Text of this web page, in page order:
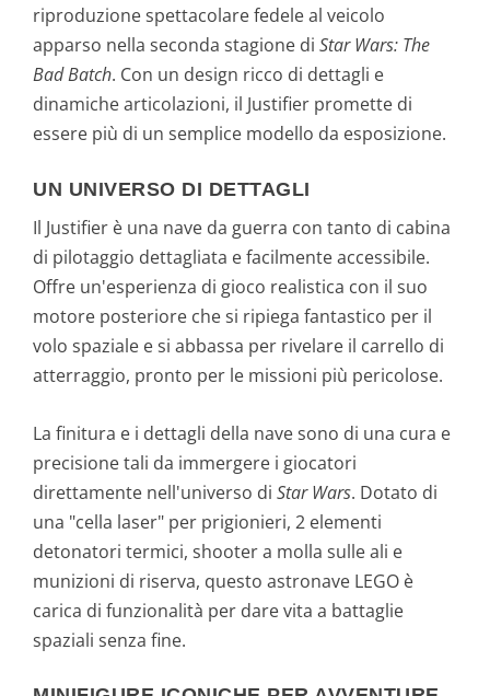
riproduzione spettacolare fedele al veicolo
apparso nella seconda stagione di Star Wars: The
Bad Batch. Con un design ricco di dettagli e
dinamiche articolazioni, il Justifier promette di
essere più di un semplice modello da esposizione.
UN UNIVERSO DI DETTAGLI
Il Justifier è una nave da guerra con tanto di cabina
di pilotaggio dettagliata e facilmente accessibile.
Offre un'esperienza di gioco realistica con il suo
motore posteriore che si ripiega fantastico per il
volo spaziale e si abbassa per rivelare il carrello di
atterraggio, pronto per le missioni più pericolose.
La finitura e i dettagli della nave sono di una cura e
precisione tali da immergere i giocatori
direttamente nell'universo di Star Wars. Dotato di
una "cella laser" per prigionieri, 2 elementi
detonatori termici, shooter a molla sulle ali e
munizioni di riserva, questo astronave LEGO è
carica di funzionalità per dare vita a battaglie
spaziali senza fine.